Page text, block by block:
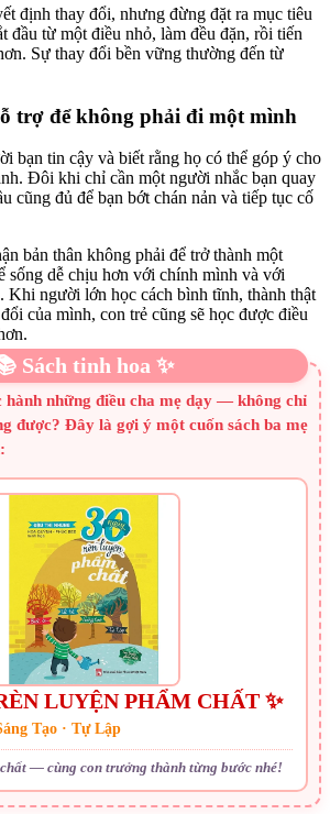
định thay đổi, nhưng đừng đặt ra mục tiêu
đầu từ một điều nhỏ, làm đều đặn, rồi tiến
Sự thay đổi bền vững thường đến từ
trợ để không phải đi một mình
bạn tin cậy và biết rằng họ có thể góp ý cho
Đôi khi chỉ cần một người nhắc bạn quay
cũng đủ để bạn bớt chán nản và tiếp tục cố
bản thân không phải để trở thành một
sống dễ chịu hơn với chính mình và với
Khi người lớn học cách bình tĩnh, thành thật
của mình, con trẻ cũng sẽ học được điều
Sách tinh hoa ✨
hành những điều cha mẹ dạy — không chỉ
được? Đây là gợi ý một cuốn sách ba mẹ
LUYỆN PHẨM CHẤT ✨
Tạo · Tự Lập
— cùng con trưởng thành từng bước nhé!